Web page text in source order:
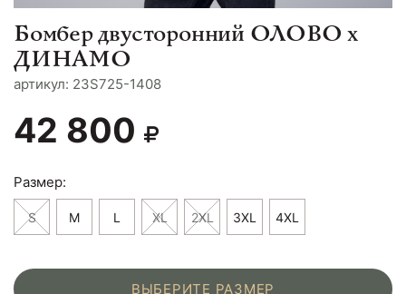
Бомбер двусторонний ОЛОВО х
ДИНАМО
aртикул: 23S725-1408
42 800
Размер:
S M L XL 2XL 3XL 4XL
ВЫБЕРИТЕ РАЗМЕР